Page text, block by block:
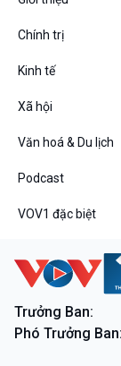
Thanh âm ký sự
Chân dung cuộc
Các chương
Chính trị
Kinh tế
Xã hội
Văn hoá & Du lịch
Podcast
VOV1 đặc biệt
Trưởng Ban:
Phó Trưởng Ban: